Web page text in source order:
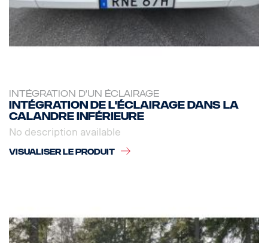
INTÉGRATION D'UN ÉCLAIRAGE
Intégration de l'éclairage dans la
calandre inférieure
No description available
VISUALISER LE PRODUIT